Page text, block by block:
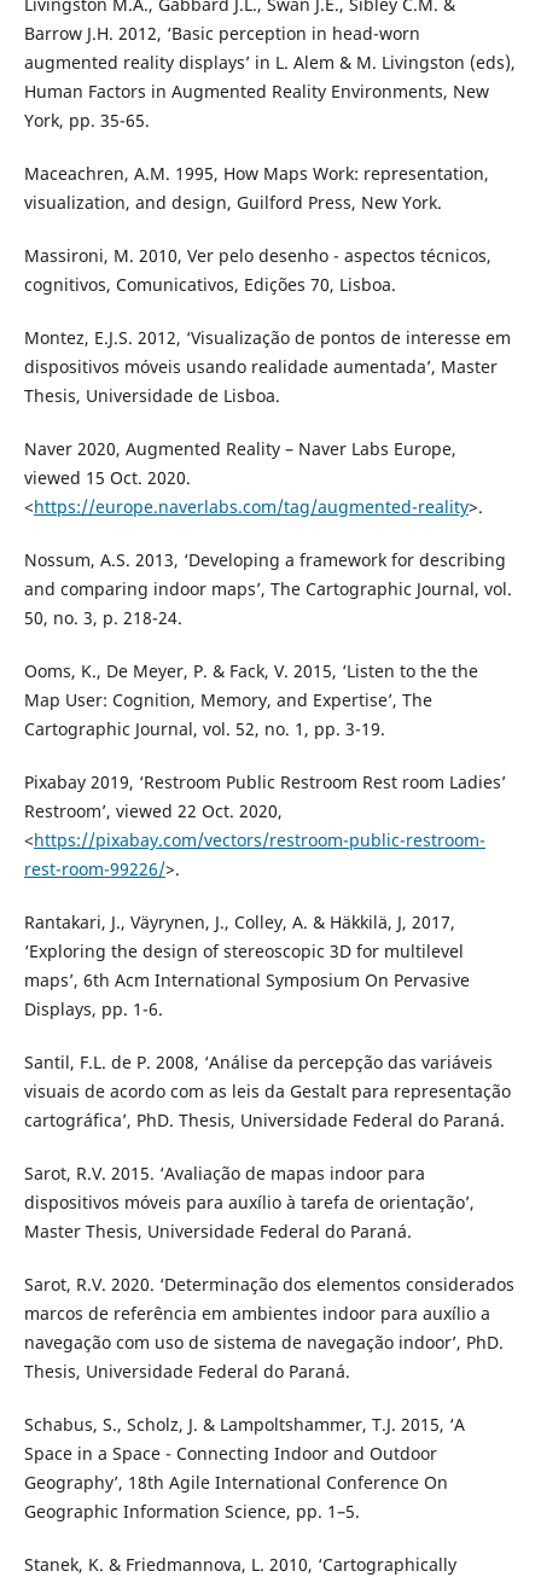
Barrow J.H. 2012, ‘Basic perception in head-worn
augmented reality displays’ in L. Alem & M. Livingston (eds),
Human Factors in Augmented Reality Environments, New
York, pp. 35-65.
Maceachren, A.M. 1995, How Maps Work: representation,
visualization, and design, Guilford Press, New York.
Massironi, M. 2010, Ver pelo desenho - aspectos técnicos,
cognitivos, Comunicativos, Edições 70, Lisboa.
Montez, E.J.S. 2012, ‘Visualização de pontos de interesse em
dispositivos móveis usando realidade aumentada’, Master
Thesis, Universidade de Lisboa.
Naver 2020, Augmented Reality – Naver Labs Europe,
viewed 15 Oct. 2020.
<https://europe.naverlabs.com/tag/augmented-reality>.
Nossum, A.S. 2013, ‘Developing a framework for describing
and comparing indoor maps’, The Cartographic Journal, vol.
50, no. 3, p. 218-24.
Ooms, K., De Meyer, P. & Fack, V. 2015, ‘Listen to the the
Map User: Cognition, Memory, and Expertise’, The
Cartographic Journal, vol. 52, no. 1, pp. 3-19.
Pixabay 2019, ‘Restroom Public Restroom Rest room Ladies’
Restroom’, viewed 22 Oct. 2020,
<https://pixabay.com/vectors/restroom-public-restroom-
rest-room-99226/>.
Rantakari, J., Väyrynen, J., Colley, A. & Häkkilä, J, 2017,
‘Exploring the design of stereoscopic 3D for multilevel
maps’, 6th Acm International Symposium On Pervasive
Displays, pp. 1-6.
Santil, F.L. de P. 2008, ‘Análise da percepção das variáveis
visuais de acordo com as leis da Gestalt para representação
cartográfica’, PhD. Thesis, Universidade Federal do Paraná.
Sarot, R.V. 2015. ‘Avaliação de mapas indoor para
dispositivos móveis para auxílio à tarefa de orientação’,
Master Thesis, Universidade Federal do Paraná.
Sarot, R.V. 2020. ‘Determinação dos elementos considerados
marcos de referência em ambientes indoor para auxílio a
navegação com uso de sistema de navegação indoor’, PhD.
Thesis, Universidade Federal do Paraná.
Schabus, S., Scholz, J. & Lampoltshammer, T.J. 2015, ‘A
Space in a Space - Connecting Indoor and Outdoor
Geography’, 18th Agile International Conference On
Geographic Information Science, pp. 1–5.
Stanek, K. & Friedmannova, L. 2010, ‘Cartographically